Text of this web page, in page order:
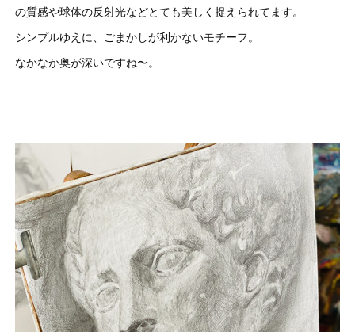
の質感や球体の反射光などとても美しく捉えられてます。
シンプルゆえに、ごまかしが利かないモチーフ。
なかなか奥が深いですね〜。